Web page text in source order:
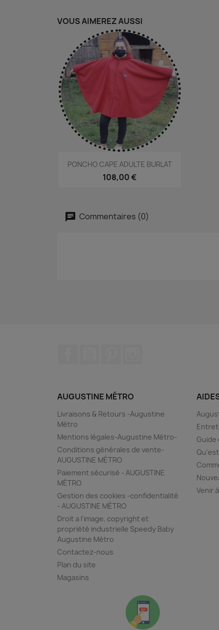
VOUS AIMEREZ AUSSI
Aperçu rapide
PONCHO CAPE ADULTE BURLAT
108,00 €
Commentaires (0)
AUGUSTINE MÉTRO
Livraisons & Retours -Augustine
Métro
Mentions légales-Augustine Métro-
Conditions générales de vente-
AUGUSTINE MÉTRO
Paiement sécurisé - AUGUSTINE
MÉTRO
Gestion des cookies -confidentialité
- AUGUSTINE MÉTRO
Droit a l'image, copyright et
propriété industrielle Speedy Baby
Augustine Métro
Contactez-nous
Plan du site
Magasins
Guide
Venir